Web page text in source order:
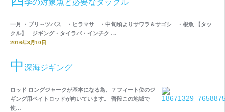
季の対象魚と必要なタックル
一月 ・ブリ～ツバス ・ヒラマサ ・中旬頃よりサワラ＆サゴシ ・根魚 【タッ
クル】 ジギング・タイラバ・インチク …
2016年3月10日
中深海ジギング
ロッド ロングジャークが基本になる為、７フィート位のジ
ギング用ベイトロッドが向いています。 普段この地域で
使…